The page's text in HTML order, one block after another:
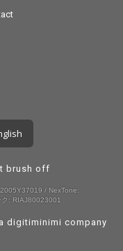
brush off
/ NexTone:
: RIAJ80023001
digitiminimi company